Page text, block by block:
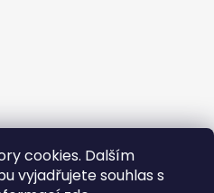
cookies. Dalším
vyjadřujete souhlas s